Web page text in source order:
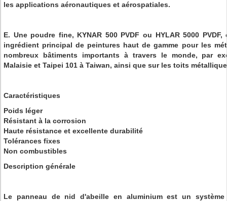
les applications aéronautiques et aérospatiales.
E. Une poudre fine, KYNAR 500 PVDF ou HYLAR 5000
ingrédient principal de peintures haut de gamme pour les
nombreux bâtiments importants à travers le monde, par
Malaisie et Taipei 101 à Taiwan, ainsi que sur les toits
Caractéristiques
Poids léger
Résistant à la corrosion
Haute résistance et excellente durabilité
Tolérances fixes
Non combustibles
Description générale
Le panneau de nid d'abeille en aluminium est un